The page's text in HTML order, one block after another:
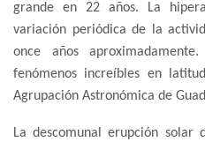
grande en 22 años. La
variación periódica de la
once años
fenómenos increíbles en
Agrupación Astronómica de
La descomunal erupción